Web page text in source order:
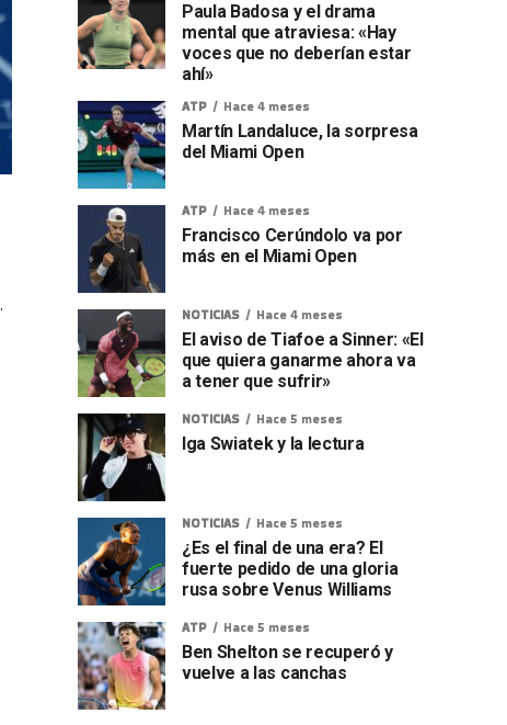
.
Paula Badosa y el drama
mental que atraviesa: «Hay
voces que no deberían estar
ahí»
ATP Hace 4 meses
Martín Landaluce, la sorpresa
del Miami Open
ATP Hace 4 meses
Francisco Cerúndolo va por
más en el Miami Open
NOTICIAS Hace 4 meses
El aviso de Tiafoe a Sinner: «El
que quiera ganarme ahora va
a tener que sufrir»
NOTICIAS Hace 5 meses
Iga Swiatek y la lectura
NOTICIAS Hace 5 meses
¿Es el final de una era? El
fuerte pedido de una gloria
rusa sobre Venus Williams
ATP Hace 5 meses
Ben Shelton se recuperó y
vuelve a las canchas